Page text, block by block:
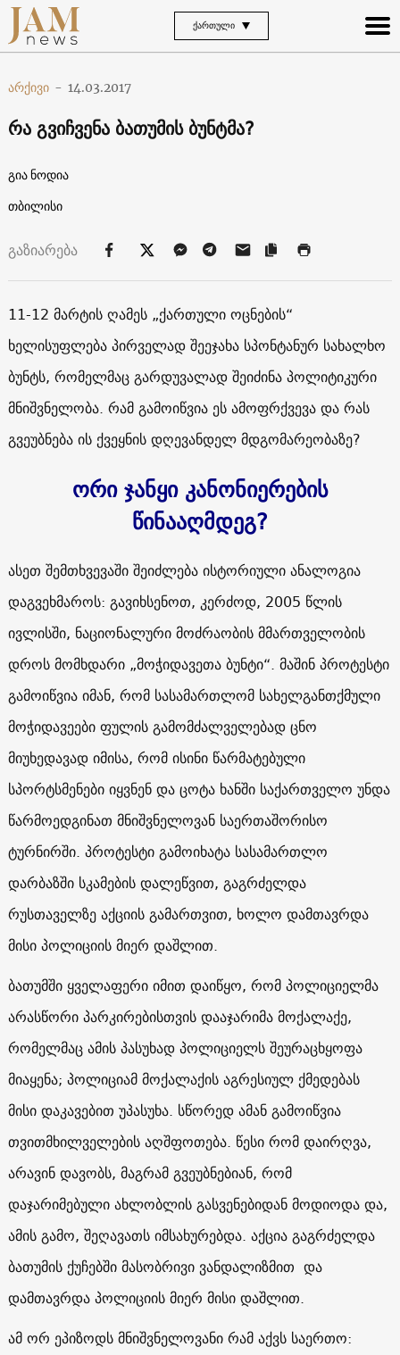
ᲥᲐᲠᲗᲣᲚᲘ
არქივი - 14.03.2017
რა გვიჩვენა ბათუმის ბუნტმა?
გია ნოდია
თბილისი
გაზიარება
11-12 მარტის ღამეს „ქართული ოცნების“
ხელისუფლება პირველად შეეჯახა სპონტანურ სახალხო
ბუნტს, რომელმაც გარდუვალად შეიძინა პოლიტიკური
მნიშვნელობა. რამ გამოიწვია ეს ამოფრქვევა და რას
გვეუბნება ის ქვეყნის დღევანდელ მდგომარეობაზე?
ორი ჯანყი კანონიერების
წინააღმდეგ?
ასეთ შემთხვევაში შეიძლება ისტორიული ანალოგია
დაგვეხმაროს: გავიხსენოთ, კერძოდ, 2005 წლის
ივლისში, ნაციონალური მოძრაობის მმართველობის
დროს მომხდარი „მოჭიდავეთა ბუნტი“. მაშინ პროტესტი
გამოიწვია იმან, რომ სასამართლომ სახელგანთქმული
მოჭიდავეები ფულის გამომძალველებად ცნო
მიუხედავად იმისა, რომ ისინი წარმატებული
სპორტსმენები იყვნენ და ცოტა ხანში საქართველო უნდა
წარმოედგინათ მნიშვნელოვან საერთაშორისო
ტურნირში. პროტესტი გამოიხატა სასამართლო
დარბაზში სკამების დალეწვით, გაგრძელდა
რუსთაველზე აქციის გამართვით, ხოლო დამთავრდა
მისი პოლიციის მიერ დაშლით.
ბათუმში ყველაფერი იმით დაიწყო, რომ პოლიციელმა
არასწორი პარკირებისთვის დააჯარიმა მოქალაქე,
რომელმაც ამის პასუხად პოლიციელს შეურაცხყოფა
მიაყენა; პოლიციამ მოქალაქის აგრესიულ ქმედებას
მისი დაკავებით უპასუხა. სწორედ ამან გამოიწვია
თვითმხილველების აღშფოთება. წესი რომ დაირღვა,
არავინ დავობს, მაგრამ გვეუბნებიან, რომ
დაჯარიმებული ახლობლის გასვენებიდან მოდიოდა და,
ამის გამო, შეღავათს იმსახურებდა. აქცია გაგრძელდა
ბათუმის ქუჩებში მასობრივი ვანდალიზმით და
დამთავრდა პოლიციის მიერ მისი დაშლით.
ამ ორ ეპიზოდს მნიშვნელოვანი რამ აქვს საერთო: